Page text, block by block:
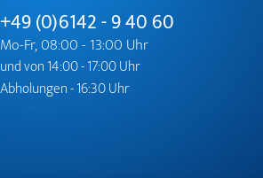
+49 (0)6142 - 9 40 60
Mo-Fr, 08:00 - 13:00 Uhr
und von 14:00 - 17:00 Uhr
Abholungen - 16:30 Uhr